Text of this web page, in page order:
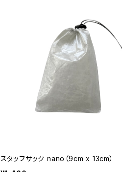
スタッフサック nano（9cm x 13cm）